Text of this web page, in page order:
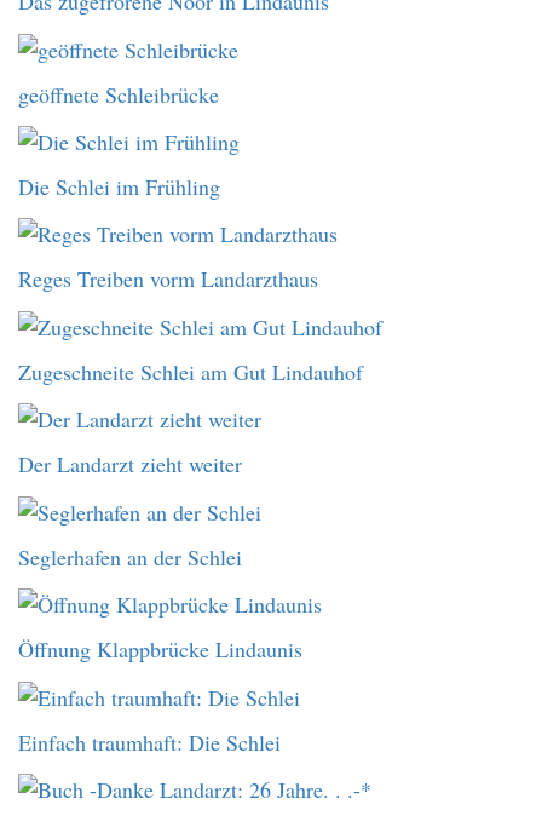
geöffnete Schleibrücke
Die Schlei im Frühling
Reges Treiben vorm Landarzthaus
Zugeschneite Schlei am Gut Lindauhof
Der Landarzt zieht weiter
Seglerhafen an der Schlei
Öffnung Klappbrücke Lindaunis
Einfach traumhaft: Die Schlei